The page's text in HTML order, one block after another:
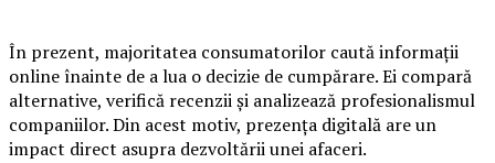
În prezent, majoritatea consumatorilor caută informații
online înainte de a lua o decizie de cumpărare. Ei compară
alternative, verifică recenzii și analizează profesionalismul
companiilor. Din acest motiv, prezența digitală are un
impact direct asupra dezvoltării unei afaceri.